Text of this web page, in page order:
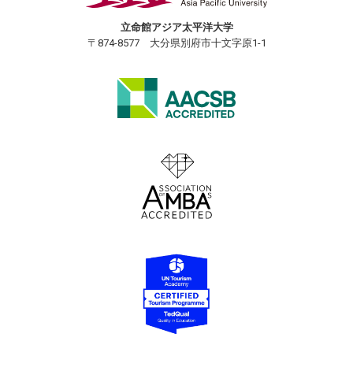
立命館アジア太平洋大学
〒874-8577 大分県別府市十文字原1-1